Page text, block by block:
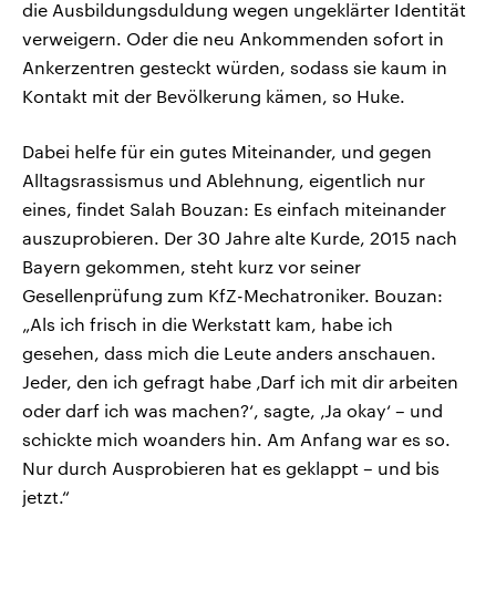
die Ausbildungsduldung wegen ungeklärter Identität
verweigern. Oder die neu Ankommenden sofort in
Ankerzentren gesteckt würden, sodass sie kaum in
Kontakt mit der Bevölkerung kämen, so Huke.
Dabei helfe für ein gutes Miteinander, und gegen
Alltagsrassismus und Ablehnung, eigentlich nur
eines, findet Salah Bouzan: Es einfach miteinander
auszuprobieren. Der 30 Jahre alte Kurde, 2015 nach
Bayern gekommen, steht kurz vor seiner
Gesellenprüfung zum KfZ-Mechatroniker. Bouzan:
„Als ich frisch in die Werkstatt kam, habe ich
gesehen, dass mich die Leute anders anschauen.
Jeder, den ich gefragt habe ‚Darf ich mit dir arbeiten
oder darf ich was machen?‘, sagte, ‚Ja okay‘ – und
schickte mich woanders hin. Am Anfang war es so.
Nur durch Ausprobieren hat es geklappt – und bis
jetzt.“